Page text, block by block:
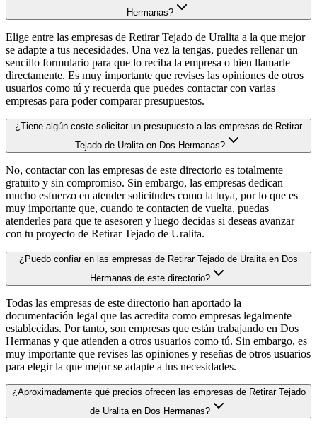
Hermanas?
Elige entre las empresas de Retirar Tejado de Uralita a la que mejor
se adapte a tus necesidades. Una vez la tengas, puedes rellenar un
sencillo formulario para que lo reciba la empresa o bien llamarle
directamente. Es muy importante que revises las opiniones de otros
usuarios como tú y recuerda que puedes contactar con varias
empresas para poder comparar presupuestos.
¿Tiene algún coste solicitar un presupuesto a las empresas de Retirar
Tejado de Uralita en Dos Hermanas?
No, contactar con las empresas de este directorio es totalmente
gratuito y sin compromiso. Sin embargo, las empresas dedican
mucho esfuerzo en atender solicitudes como la tuya, por lo que es
muy importante que, cuando te contacten de vuelta, puedas
atenderles para que te asesoren y luego decidas si deseas avanzar
con tu proyecto de Retirar Tejado de Uralita.
¿Puedo confiar en las empresas de Retirar Tejado de Uralita en Dos
Hermanas de este directorio?
Todas las empresas de este directorio han aportado la
documentación legal que las acredita como empresas legalmente
establecidas. Por tanto, son empresas que están trabajando en Dos
Hermanas y que atienden a otros usuarios como tú. Sin embargo, es
muy importante que revises las opiniones y reseñas de otros usuarios
para elegir la que mejor se adapte a tus necesidades.
¿Aproximadamente qué precios ofrecen las empresas de Retirar Tejado
de Uralita en Dos Hermanas?